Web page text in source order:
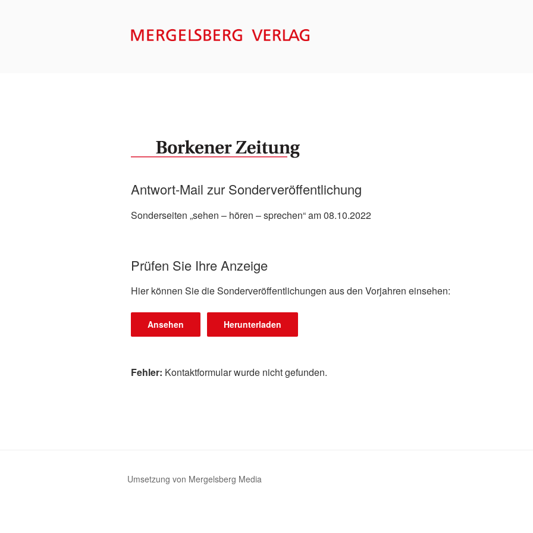
Antwort-Mail zur Sonderveröffentlichung
Sonderseiten „sehen – hören – sprechen“ am 08.10.2022
Prüfen Sie Ihre Anzeige
Hier können Sie die Sonderveröffentlichungen aus den Vorjahren einsehen:
Ansehen Herunterladen
Fehler: Kontaktformular wurde nicht gefunden.
Umsetzung von Mergelsberg Media